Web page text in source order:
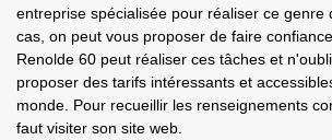
entreprise spécialisée pour réaliser ce genre
cas, on peut vous proposer de faire
Renolde 60 peut réaliser ces tâches et
proposer des tarifs intéressants et
monde. Pour recueillir les renseignements
faut visiter son site web.